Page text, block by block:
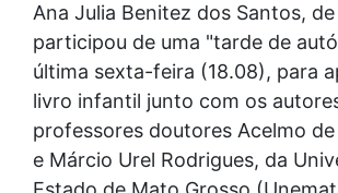
Ana Julia Benitez dos Santos,
participou de uma "tarde de
última sexta-feira (18.08), para
livro infantil junto com os
professores doutores Acelmo
e Márcio Urel Rodrigues, da